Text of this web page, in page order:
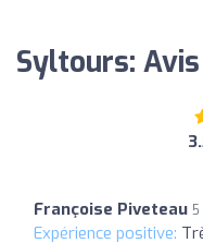
Syltours: Avis
Françoise Piveteau 5
Expérience positive: